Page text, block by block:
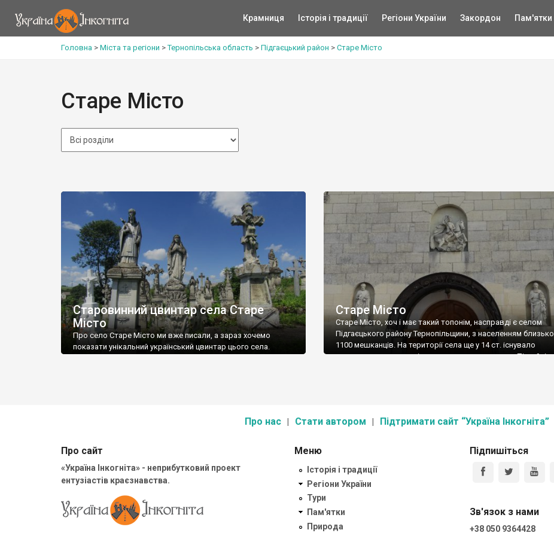
Крамниця Історія і традиції Регіони України Закордон Пам'ятки
Головна > Міста та регіони >Тернопільська область > Підгаєцький район > Старе Місто
Старе Місто
Старовинний цвинтар села Старе
Місто
Про село Старе Місто ми вже писали, а зараз хочемо
показати унікальний український цвинтар цього села.
Старе Місто
Старе Місто, хоч і має такий топонім, насправді є селом
Підгаєцького району Тернопільщини, з населенням близько
1100 мешканців. На території села ще у 14 ст. існувало
поселення з церквою і костелом, що мало назву Підгайці
Про нас Стати автором Підтримати сайт “Україна Інкогніта”
Про сайт
«Україна Інкогніта» - неприбутковий проект
ентузіастів краєзнавства.
Меню
Історія і традиції
Регіони України
Тури
Пам'ятки
Природа
Підпишіться
Зв'язок з нами
+38 050 9364428